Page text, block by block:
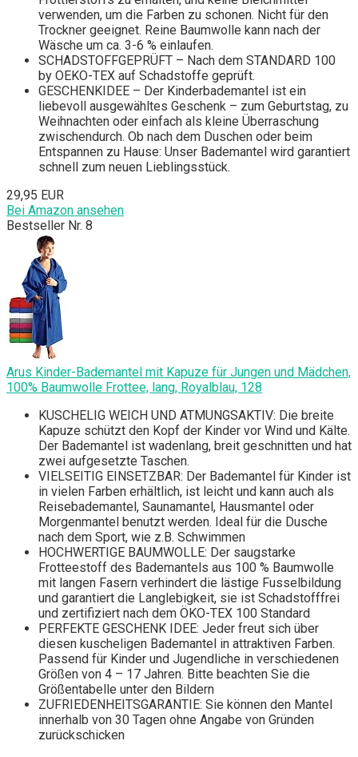
verwenden, um die Farben zu schonen. Nicht für den
Trockner geeignet. Reine Baumwolle kann nach der
Wäsche um ca. 3-6 % einlaufen.
SCHADSTOFFGEPRÜFT – Nach dem STANDARD 100
by OEKO-TEX auf Schadstoffe geprüft.
GESCHENKIDEE – Der Kinderbademantel ist ein
liebevoll ausgewähltes Geschenk – zum Geburtstag, zu
Weihnachten oder einfach als kleine Überraschung
zwischendurch. Ob nach dem Duschen oder beim
Entspannen zu Hause: Unser Bademantel wird garantiert
schnell zum neuen Lieblingsstück.
29,95 EUR
Bei Amazon ansehen
Bestseller Nr. 8
Arus Kinder-Bademantel mit Kapuze für Jungen und Mädchen,
100% Baumwolle Frottee, lang, Royalblau, 128
KUSCHELIG WEICH UND ATMUNGSAKTIV: Die breite
Kapuze schützt den Kopf der Kinder vor Wind und Kälte.
Der Bademantel ist wadenlang, breit geschnitten und hat
zwei aufgesetzte Taschen.
VIELSEITIG EINSETZBAR: Der Bademantel für Kinder ist
in vielen Farben erhältlich, ist leicht und kann auch als
Reisebademantel, Saunamantel, Hausmantel oder
Morgenmantel benutzt werden. Ideal für die Dusche
nach dem Sport, wie z.B. Schwimmen
HOCHWERTIGE BAUMWOLLE: Der saugstarke
Frotteestoff des Bademantels aus 100 % Baumwolle
mit langen Fasern verhindert die lästige Fusselbildung
und garantiert die Langlebigkeit, sie ist Schadstofffrei
und zertifiziert nach dem ÖKO-TEX 100 Standard
PERFEKTE GESCHENK IDEE: Jeder freut sich über
diesen kuscheligen Bademantel in attraktiven Farben.
Passend für Kinder und Jugendliche in verschiedenen
Größen von 4 – 17 Jahren. Bitte beachten Sie die
Größentabelle unter den Bildern
ZUFRIEDENHEITSGARANTIE: Sie können den Mantel
innerhalb von 30 Tagen ohne Angabe von Gründen
zurückschicken